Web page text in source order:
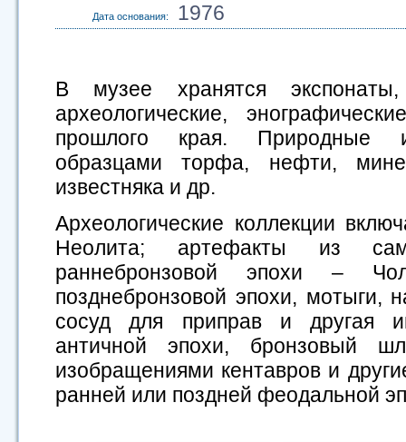
Дата основания: 1976
В музее хранятся
археологические,
прошлого края. Природные
образцами торфа, нефти,
известняка и др.
Археологические коллекции
Неолита; артефакты из
раннебронзовой эпохи –
позднебронзовой эпохи, мотыги,
сосуд для приправ и другая
античной эпохи, бронзовый
изобращениями кентавров и
ранней или поздней феодальной